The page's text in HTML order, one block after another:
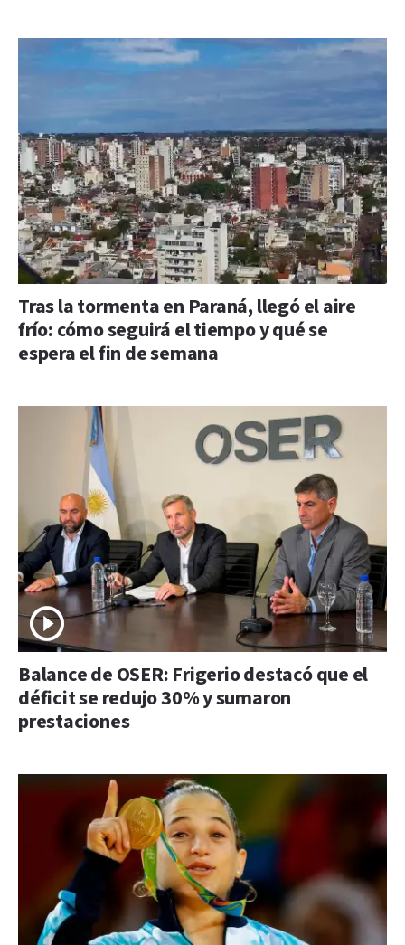
Tras la tormenta en Paraná, llegó el aire
frío: cómo seguirá el tiempo y qué se
espera el fin de semana
Balance de OSER: Frigerio destacó que el
déficit se redujo 30% y sumaron
prestaciones